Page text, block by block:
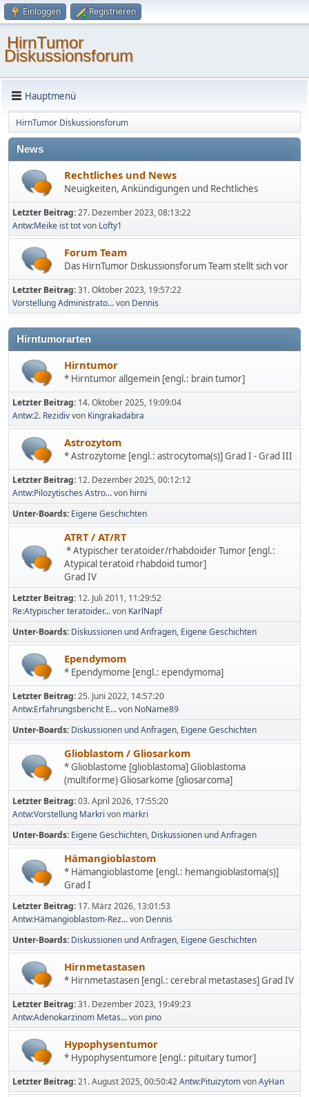
Einloggen Registrieren
HirnTumor
Diskussionsforum
Hauptmenü
HirnTumor Diskussionsforum
News
Rechtliches und News
Neuigkeiten, Ankündigungen und Rechtliches
Letzter Beitrag:27. Dezember 2023, 08:13:22
Antw:Meike ist totvon Lofty1
Forum Team
Das HirnTumor Diskussionsforum Team stellt sich vor
Letzter Beitrag:31. Oktober 2023, 19:57:22
Vorstellung Administrato...von Dennis
Hirntumorarten
Hirntumor
* Hirntumor allgemein [engl.: brain tumor]
Letzter Beitrag: 14. Oktober 2025, 19:09:04
Antw:2. Rezidivvon Kingrakadabra
Astrozytom
* Astrozytome [engl.: astrocytoma(s)] Grad I - Grad III
Letzter Beitrag: 12. Dezember 2025, 00:12:12
Antw:Pilozytisches Astro...von hirni
Unter-Boards Eigene Geschichten
ATRT / AT/RT
* Atypischer teratoider/rhabdoider Tumor [engl.:
Atypical teratoid rhabdoid tumor]
Grad IV
Letzter Beitrag: 12. Juli 2011, 11:29:52
Re:Atypischer teratoider...von KarlNapf
Unter-Boards Diskussionen und Anfragen Eigene Geschichten
Ependymom
* Ependymome [engl.: ependymoma]
Letzter Beitrag:25. Juni 2022, 14:57:20
Antw:Erfahrungsbericht E...von NoName89
Unter-Boards Diskussionen und Anfragen Eigene Geschichten
Glioblastom / Gliosarkom
* Glioblastome [glioblastoma] Glioblastoma
(multiforme) Gliosarkome [gliosarcoma]
Letzter Beitrag:03. April 2026, 17:55:20
Antw:Vorstellung Markri von markri
Unter-Boards Eigene Geschichten Diskussionen und Anfragen
Hämangioblastom
* Hämangioblastome [engl.: hemangioblastoma(s)]
Grad I
Letzter Beitrag: 17. März 2026, 13:01:53
Antw:Hämangioblastom-Rez...von Dennis
Unter-Boards Diskussionen und Anfragen Eigene Geschichten
Hirnmetastasen
* Hirnmetastasen [engl.: cerebral metastases] Grad IV
Letzter Beitrag:31. Dezember 2023, 19:49:23
Antw:Adenokarzinom Metas...von pino
Hypophysentumor
* Hypophysentumore [engl.: pituitary tumor]
Letzter Beitrag:21. August 2025, 00:50:42Antw:PituizytomvonAyHan